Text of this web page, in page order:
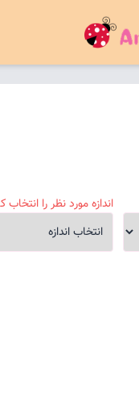
اندازه مورد نظر را انتخاب